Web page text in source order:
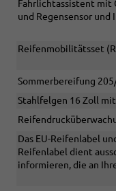
Fahrlichtassistent mit
und Regensensor
Reifenmobilitätsset
Sommerbereifung
Stahlfelgen 16 Zoll
Das EU-Reifenlabel
Reifenlabel dient
informieren, die an